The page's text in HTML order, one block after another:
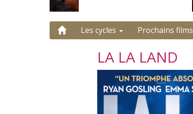
Les cycles Prochains films
LA LA LAND